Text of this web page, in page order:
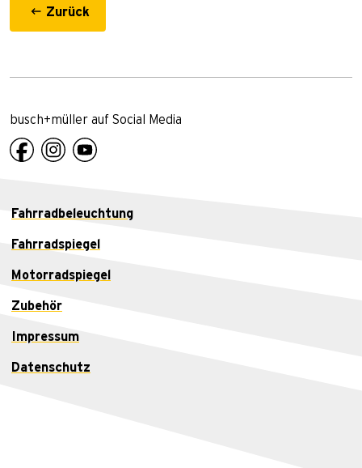
Zurück
busch+müller auf Social Media
Fahrradbeleuchtung
Fahrradspiegel
Motorradspiegel
Zubehör
Impressum
Datenschutz